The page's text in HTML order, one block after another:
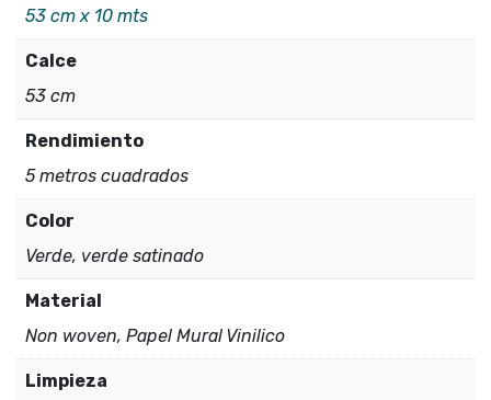
53 cm x 10 mts
Calce
53 cm
Rendimiento
5 metros cuadrados
Color
Verde, verde satinado
Material
Non woven, Papel Mural Vinilico
Limpieza